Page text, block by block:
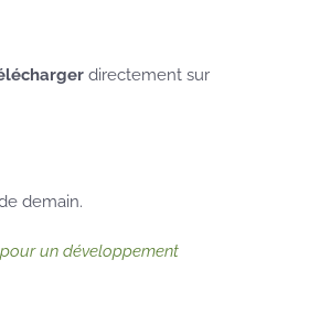
directement sur
demain.
un développement